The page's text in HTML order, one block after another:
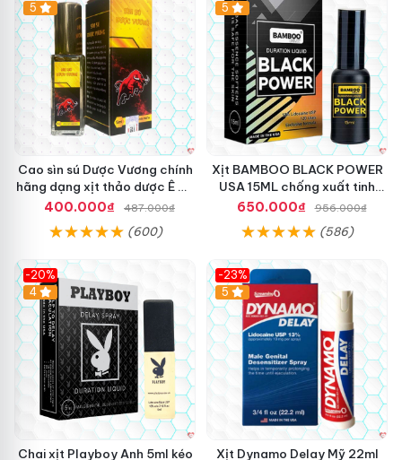
5
Cao sìn sú Dược Vương chính
hãng dạng xịt thảo dược Ê Đê
Tây Nguyên
400.000₫ 487.000₫
(600)
5
Xịt BAMBOO BLACK POWER
USA 15ML chống xuất tinh
sớm hiệu quả
650.000₫ 956.000₫
(586)
-20%
Hot
4
Chai xịt Playboy Anh 5ml kéo
-23%
5
Xịt Dynamo Delay Mỹ 22ml